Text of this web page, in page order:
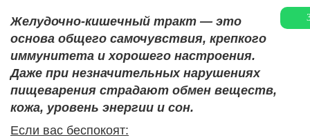
Желудочно-кишечный тракт — это
основа общего самочувствия, крепкого
иммунитета и хорошего настроения.
Даже при незначительных нарушениях
пищеварения страдают обмен веществ,
кожа, уровень энергии и сон.
Если вас беспокоят: